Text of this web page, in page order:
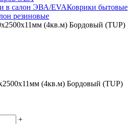
в салон ЭВА/EVAКоврики бытовые
резиновые
(4кв.м) Бордовый (TUP)
(4кв.м) Бордовый (TUP)
+